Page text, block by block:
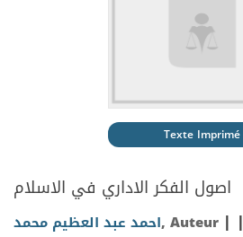
Texte Imprimé
اصول الفكر الاداري في الاسلام
احمد عبد العظيم محمد, Auteur | |